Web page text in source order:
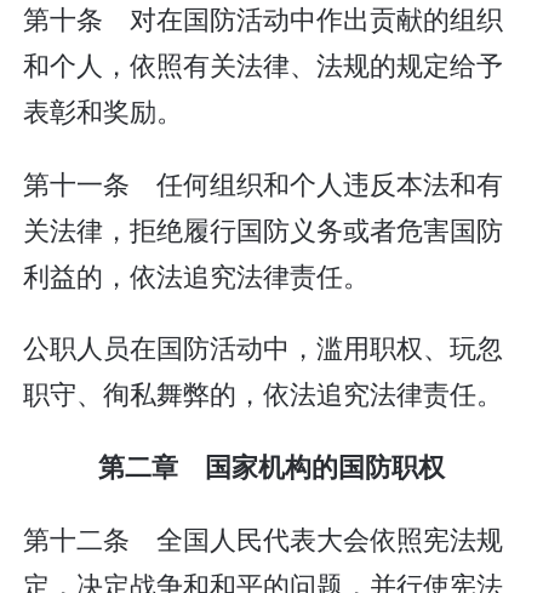
第十条 对在国防活动中作出贡献的组织
和个人，依照有关法律、法规的规定给予
表彰和奖励。
第十一条 任何组织和个人违反本法和有
关法律，拒绝履行国防义务或者危害国防
利益的，依法追究法律责任。
公职人员在国防活动中，滥用职权、玩忽
职守、徇私舞弊的，依法追究法律责任。
第二章 国家机构的国防职权
第十二条 全国人民代表大会依照宪法规
定，决定战争和和平的问题，并行使宪法